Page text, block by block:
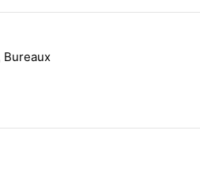
Bureaux